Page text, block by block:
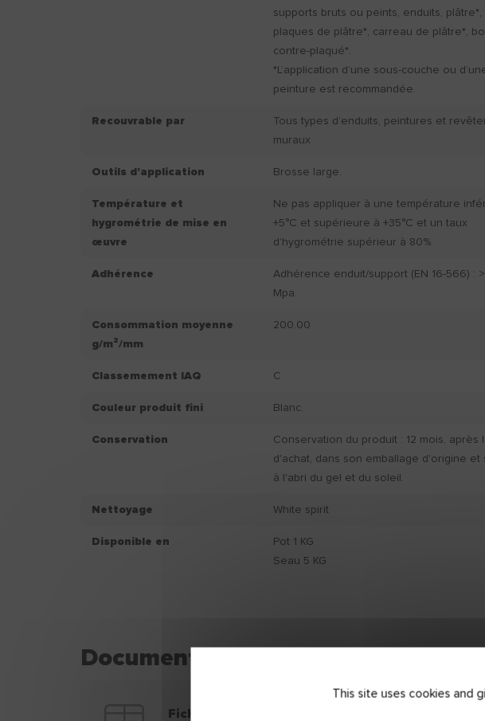
supports bruts ou peints, enduits, plâtre*,
plaques de plâtre*, carreau de plâtre*,
contre-plaqué*.
*L’application d’une sous-couche ou
peinture est recommandée.
Recouvrable par
Tous types d’enduits, peintures et
muraux
Outils d'application Brosse large.
Température et
hygrométrie de mise en
œuvre
Ne pas appliquer à une température
+5°C et supérieure à +35°C et un taux
d’hygrométrie supérieur à 80%.
Adhérence
Adhérence enduit/support (EN 16-566) :
Mpa.
Consommation moyenne
g/m²/mm
200.00
Classemement IAQ C
Couleur produit fini Blanc.
Conservation
Conservation du produit : 12 mois, après
d'achat, dans son emballage d'origine et
à l'abri du gel et du soleil.
Nettoyage White spirit
Disponible en
Pot 1 KG
Seau 5 KG
Documentation technique
Fiche technique
This site uses cookies and